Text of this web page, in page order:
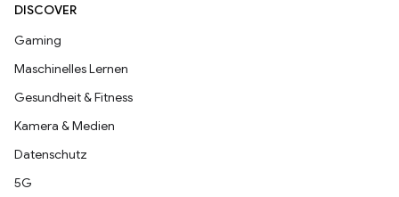
DISCOVER
Gaming
Maschinelles Lernen
Gesundheit & Fitness
Kamera & Medien
Datenschutz
5G